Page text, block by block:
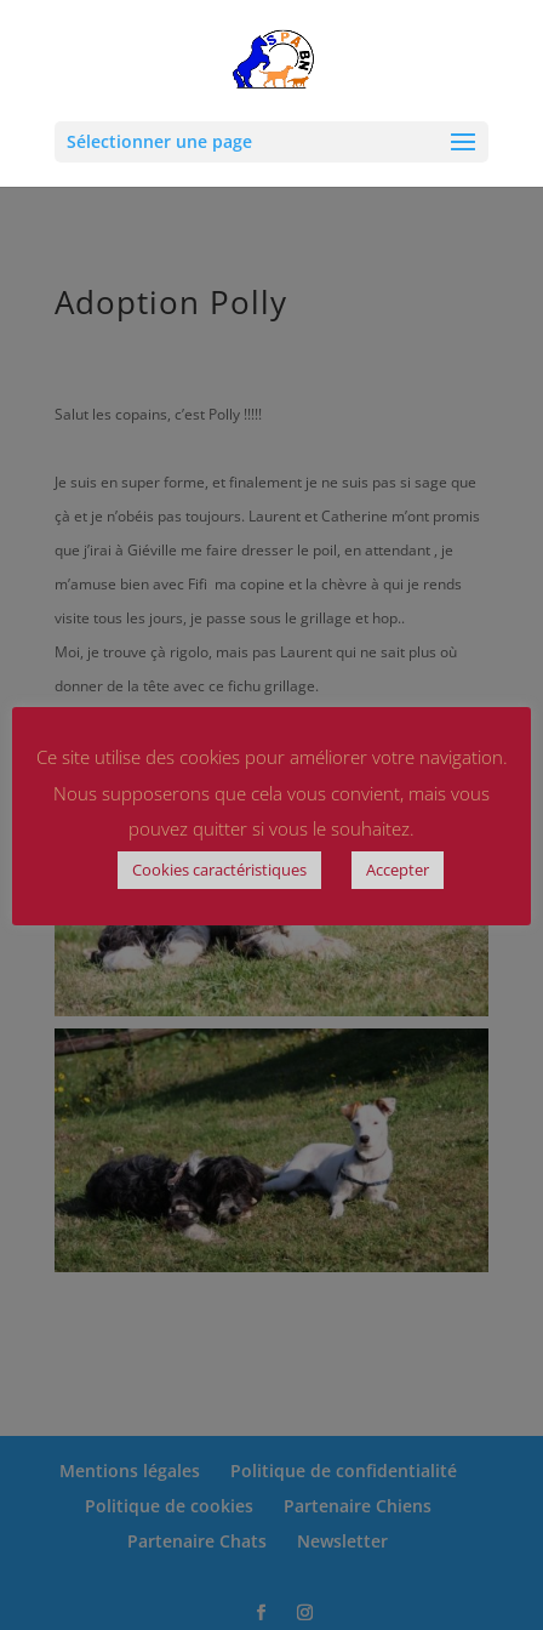
Sélectionner une page
Adoption Polly
Salut les copains, c’est Polly !!!!!
Je suis en super forme, et finalement je ne suis pas si sage que
çà et je n’obéis pas toujours. Laurent et Catherine m’ont promis
que j’irai à Giéville me faire dresser le poil, en attendant , je
m’amuse bien avec Fifi ma copine et la chèvre à qui je rends
visite tous les jours, je passe sous le grillage et hop..
Moi, je trouve çà rigolo, mais pas Laurent qui ne sait plus où
donner de la tête avec ce fichu grillage.
tard !!!!!
Mentions légales
Politique de confidentialité
Politique de cookies
Partenaire Chiens
Partenaire Chats
Newsletter
Ce site utilise des cookies pour améliorer votre navigation.
Nous supposerons que cela vous convient, mais vous
pouvez quitter si vous le souhaitez.
Cookies caractéristiques Accepter